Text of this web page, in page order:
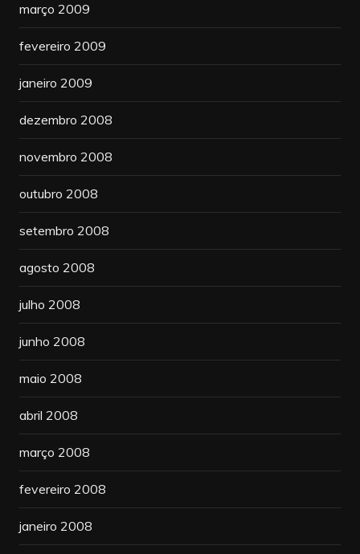
março 2009
fevereiro 2009
janeiro 2009
dezembro 2008
novembro 2008
outubro 2008
setembro 2008
agosto 2008
julho 2008
junho 2008
maio 2008
abril 2008
março 2008
fevereiro 2008
janeiro 2008